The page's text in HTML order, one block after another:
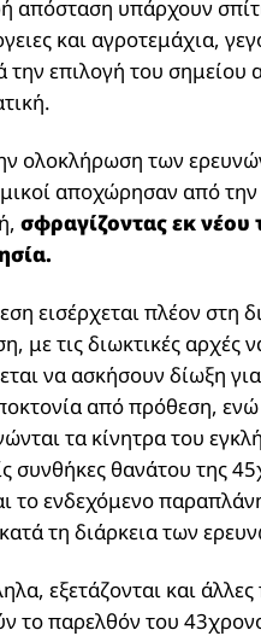
απόσταση υπάρχουν
και αγροτεμάχια,
την επιλογή του σημείου
ολοκλήρωση των
αποχώρησαν από την
σφραγίζοντας εκ νέου
εισέρχεται πλέον στη
με τις διωκτικές αρχές
να ασκήσουν δίωξη για
από πρόθεση, ενώ
τα κίνητρα του
συνθήκες θανάτου της
το ενδεχόμενο
τη διάρκεια των
εξετάζονται και
το παρελθόν του